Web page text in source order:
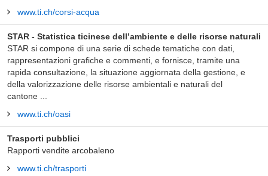
www.ti.ch/corsi-acqua
STAR - Statistica ticinese dell’ambiente e delle risorse naturali
STAR si compone di una serie di schede tematiche con dati,
rappresentazioni grafiche e commenti, e fornisce, tramite una
rapida consultazione, la situazione aggiornata della gestione, e
della valorizzazione delle risorse ambientali e naturali del
cantone ...
www.ti.ch/oasi
Trasporti pubblici
Rapporti vendite arcobaleno
www.ti.ch/trasporti